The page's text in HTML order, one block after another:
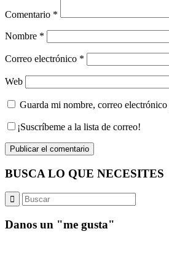
Comentario *
Nombre *
Correo electrónico *
Web
Guarda mi nombre, correo
¡Suscríbeme a la lista de correo!
BUSCA LO QUE NECESITES
Danos un "me gusta"